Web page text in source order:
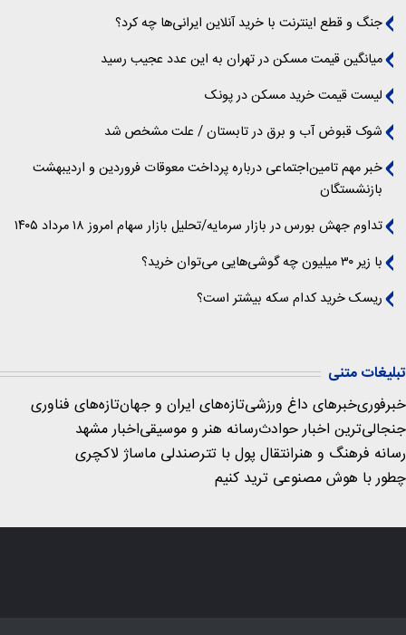
جنگ و قطع اینترنت با خرید آنلاین ایرانی‌ها چه کرد؟
میانگین قیمت مسکن در تهران به این عدد عجیب رسید
لیست قیمت خرید مسکن در پونک
شوک قبوض آب و برق در تابستان / علت مشخص شد
خبر مهم تامین‌اجتماعی درباره پرداخت معوقات فروردین و اردیبهشت
بازنشستگان
تداوم جهش بورس در بازار سرمایه/تحلیل بازار سهام امروز ۱۸ مرداد ۱۴۰۵
با زیر ۳۰ میلیون چه گوشی‌هایی می‌توان خرید؟
ریسک خرید کدام سکه بیشتر است؟
تبلیغات متنی
خبرفوریخبرهای داغ ورزشیتازه‌های ایران و جهانتازه‌های فناوری
جنجالی‌ترین اخبار حوادثرسانه هنر و موسیقیاخبار مشهد
رسانه فرهنگ و هنرانتقال پول با تترصندلی ماساژ لاکچری
چطور با هوش مصنوعی ترید کنیم